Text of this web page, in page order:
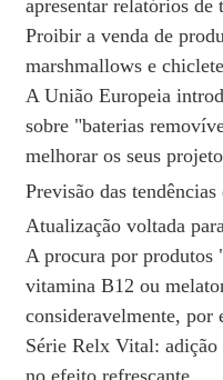
apresentar relatórios
Proibir a venda de
marshmallows e
A União Europeia
sobre "baterias
melhorar os seus
Previsão das
Atualização voltada
A procura por produtos
vitamina B12 ou
consideravelmente, por
Série Relx Vital:
no efeito refrescante.